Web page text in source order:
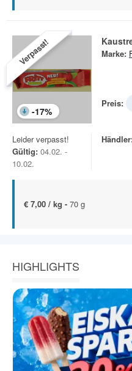
Verpasst!
-17%
Marke:
Preis:
Leider verpasst!
Gültig: 04.02. -
10.02.
€ 7,00 / kg - 70 g
HIGHLIGHTS